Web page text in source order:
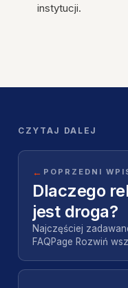
instytucji.
CZYTAJ DALEJ
← POPRZEDNI
Dlaczego
jest droga?
Najczęściej
FAQPage Rozwiń
spotu…